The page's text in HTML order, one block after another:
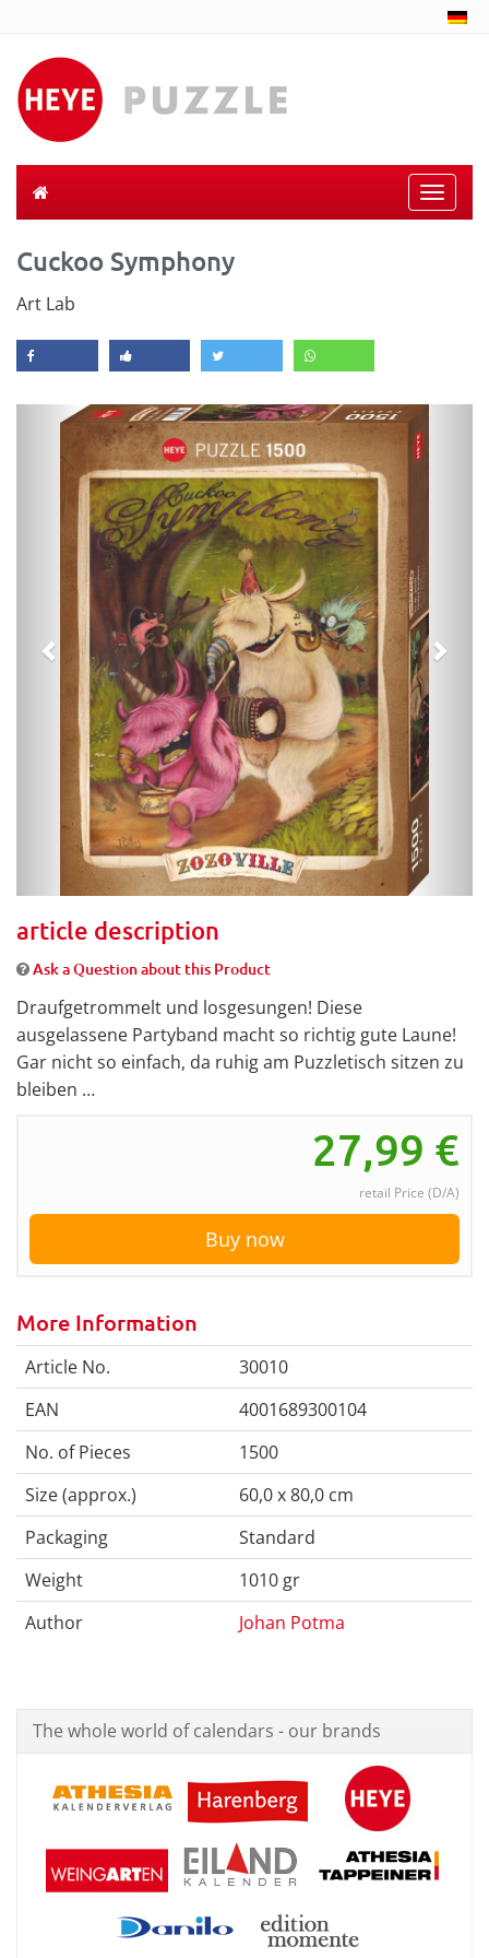
Toggle
Cuckoo Symphony
Art Lab
Previous
article description
Ask a Question about this Product
Draufgetrommelt und losgesungen! Diese
ausgelassene Partyband macht so richtig gute Laune!
Gar nicht so einfach, da ruhig am Puzzletisch sitzen zu
bleiben …
27,99 €
retail Price (D/A)
Buy now
More Information
Article No.
30010
EAN
4001689300104
No. of Pieces
1500
Size (approx.)
60,0 x 80,0 cm
Packaging
Standard
Weight
1010 gr
Author
Johan Potma
The whole world of calendars - our brands